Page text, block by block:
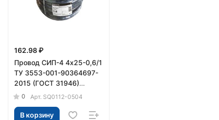
162.98 ₽
Провод СИП-4 4х25-0,6/1
ТУ 3553-001-90364697-
2015 (ГОСТ 31946)
(200м) TDM
0 Арт. SQ0112-0504
В корзину